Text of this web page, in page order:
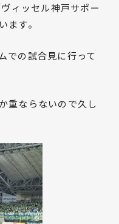
ィッセル神戸サポー
ます。
での試合見に行って
重ならないので久し